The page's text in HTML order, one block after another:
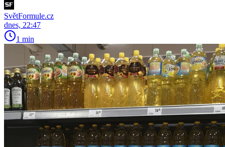
SvětFormule.cz
dnes, 22:47
1 min